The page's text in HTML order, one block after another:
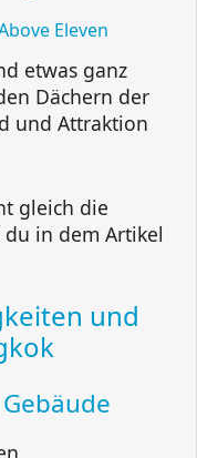
etwas ganz
Dächern der
und Attraktion
gleich die
in dem Artikel
und